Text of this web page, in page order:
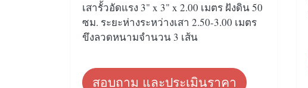
เสารั้วอัดแรง 3" x 3" x 2.00 เมตร ฝังดิน 50
ซม. ระยะห่างระหว่างเสา 2.50-3.00 เมตร
ขึงลวดหนามจำนวน 3 เส้น
สอบถาม และประเมินราคา